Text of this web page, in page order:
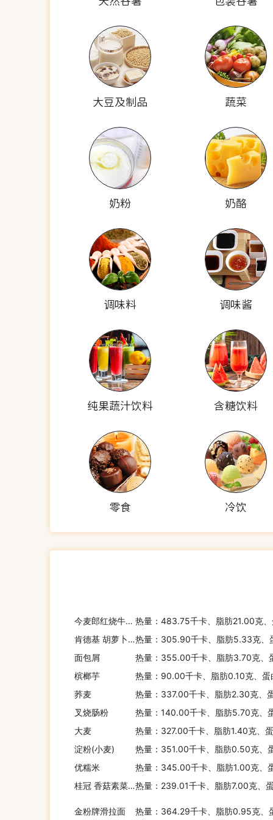
大豆及制品 蔬菜
奶粉 奶酪
调味料 调味酱
纯果蔬汁饮料 含糖饮料
零食 冷饮
今麦郎红烧牛肉面 热量：483.75千卡、脂肪21.00克
肯德基 胡萝卜餐包热量：305.90千卡、脂肪5.33克
面包屑
热量：355.00千卡、脂肪3.70克、
槟榔芋
热量：90.00千卡、脂肪0.10克、
荞麦
热量：337.00千卡、脂肪2.30克、
叉烧肠粉
热量：140.00千卡、脂肪5.70克、
大麦
热量：327.00千卡、脂肪1.40克、
淀粉(小麦)
热量：351.00千卡、脂肪0.50克、
优糯米
热量：345.00千卡、脂肪1.00克、
桂冠 香菇素菜包热量：239.01千卡、脂肪7.00克、
金粉牌滑拉面 热量：364.29千卡、脂肪0.95克、